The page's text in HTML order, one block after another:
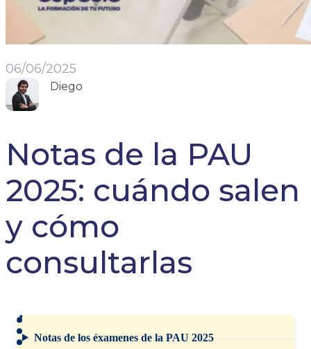
06/06/2025
Diego
Notas de la PAU
2025: cuándo salen
y cómo
consultarlas
Notas de los éxamenes de la PAU 2025